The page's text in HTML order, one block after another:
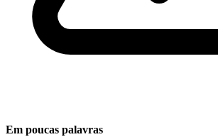
Em poucas palavras